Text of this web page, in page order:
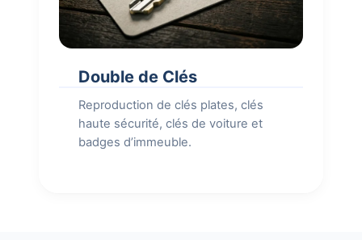
Double de Clés
Reproduction de clés plates, clés
haute sécurité, clés de voiture et
badges d’immeuble.